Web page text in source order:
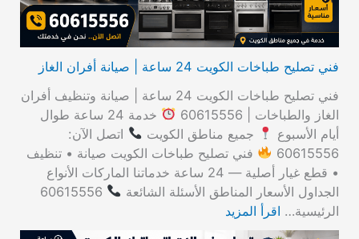
فني تصليح طباخات الكويت 24 ساعة | صيانة أفران الغاز
فني تصليح طباخات الكويت 24 ساعة | صيانة وتنظيف أفران
الغاز والطباخات | 60615556
خدمة 24 ساعة طوال
أيام الأسبوع
جميع مناطق الكويت
اتصل الآن:
60615556
فني تصليح طباخات الكويت صيانة • تنظيف
• قطع غيار أصلية — 24 ساعة خدماتنا الماركات الأنواع
الجداول الأسعار المناطق الأسئلة الشائعة
60615556
الرئيسية… اقرأ المزيد